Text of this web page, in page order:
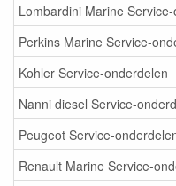
Lombardini Marine
Perkins Marine Service-
Kohler Service-onderdelen
Nanni diesel Service-
Peugeot Service-
Renault Marine Service-